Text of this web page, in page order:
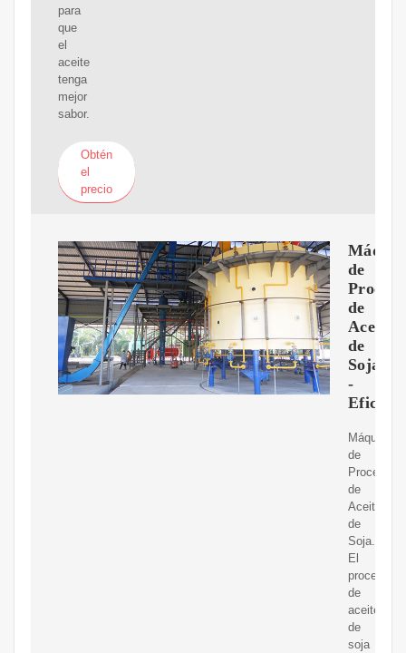
para
que
el
aceite
tenga
mejor
sabor.
Obtén
el
precio
de
de
Aceite
de
Soja
-
Máquinas
de
de
Aceite
de
Soja.
El
de
aceite
de
soja